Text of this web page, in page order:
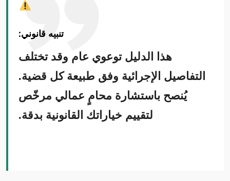
تنبيه قانوني:
هذا الدليل توعوي عام وقد تختلف
التفاصيل الإجرائية وفق طبيعة كل قضية.
يُنصح باستشارة محامٍ عمالي مرخّص
لتقييم خياراتك القانونية بدقة.